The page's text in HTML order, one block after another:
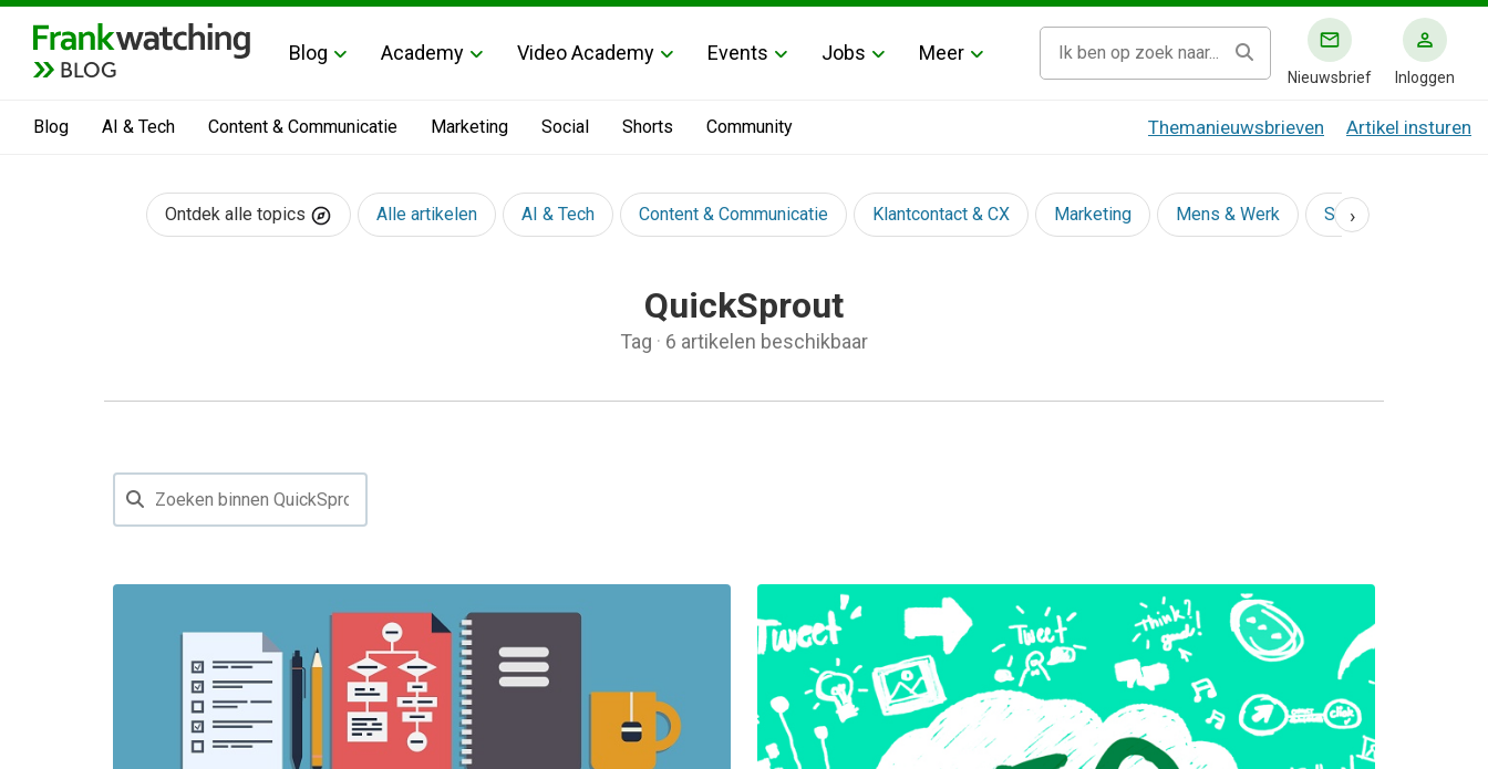
BLOG
Blog Academy Video Academy Events Jobs Meer
Nieuwsbrief Inloggen
Blog AI & Tech Content & Communicatie Marketing Social Shorts Community Themanieuwsbrieven Artikel insturen
Ontdek alle topics Alle artikelen AI & Tech Content & Communicatie Klantcontact & CX Marketing Mens & Werk Social
›
QuickSprout
Tag · 6 artikelen beschikbaar